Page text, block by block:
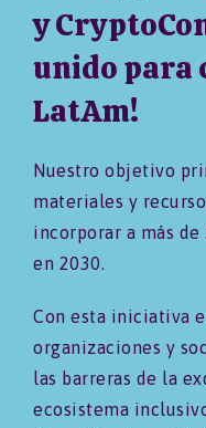
y
unido para
LatAm!
Nuestro objetivo
materiales y
incorporar a más
en 2030.
Con esta iniciativa
organizaciones y
las barreras de la
ecosistema